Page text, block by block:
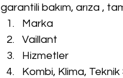
garantili bakım, arıza ,
Marka
Vaillant
Hizmetler
Kombi, Klima, Teknik